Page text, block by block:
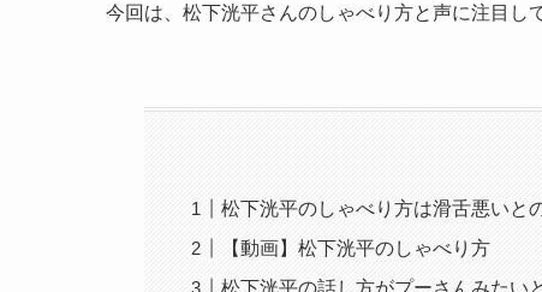
今回は、松下洸平さんのしゃべり方と声に注目し
松下洸平のしゃべり方は滑舌悪いと
【動画】松下洸平のしゃべり方
松下洸平の話し方がプーさんみたい